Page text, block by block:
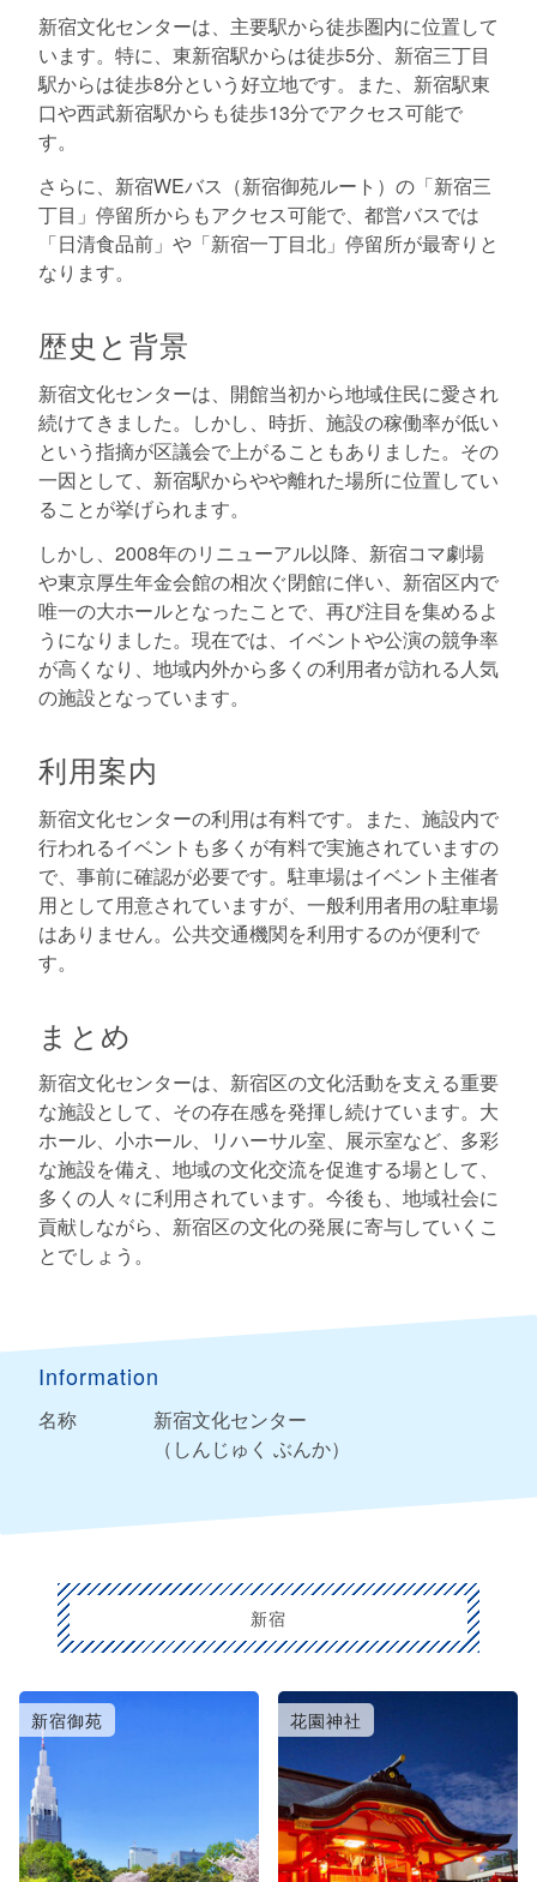
新宿文化センターは、主要駅から徒歩圏内に位置して
います。特に、東新宿駅からは徒歩5分、新宿三丁目
駅からは徒歩8分という好立地です。また、新宿駅東
口や西武新宿駅からも徒歩13分でアクセス可能で
す。
さらに、新宿WEバス（新宿御苑ルート）の「新宿三
丁目」停留所からもアクセス可能で、都営バスでは
「日清食品前」や「新宿一丁目北」停留所が最寄りと
なります。
歴史と背景
新宿文化センターは、開館当初から地域住民に愛され
続けてきました。しかし、時折、施設の稼働率が低い
という指摘が区議会で上がることもありました。その
一因として、新宿駅からやや離れた場所に位置してい
ることが挙げられます。
しかし、2008年のリニューアル以降、新宿コマ劇場
や東京厚生年金会館の相次ぐ閉館に伴い、新宿区内で
唯一の大ホールとなったことで、再び注目を集めるよ
うになりました。現在では、イベントや公演の競争率
が高くなり、地域内外から多くの利用者が訪れる人気
の施設となっています。
利用案内
新宿文化センターの利用は有料です。また、施設内で
行われるイベントも多くが有料で実施されていますの
で、事前に確認が必要です。駐車場はイベント主催者
用として用意されていますが、一般利用者用の駐車場
はありません。公共交通機関を利用するのが便利で
す。
まとめ
新宿文化センターは、新宿区の文化活動を支える重要
な施設として、その存在感を発揮し続けています。大
ホール、小ホール、リハーサル室、展示室など、多彩
な施設を備え、地域の文化交流を促進する場として、
多くの人々に利用されています。今後も、地域社会に
貢献しながら、新宿区の文化の発展に寄与していくこ
とでしょう。
Information
名称
新宿文化センター
（しんじゅく ぶんか）
新宿
新宿御苑 花園神社